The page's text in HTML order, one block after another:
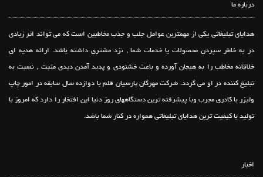
درباره ما
هدایای تبلیغاتی یکی از مهمترین عوامل جلب و جذب مخاطبین است که می تواند اثر زیادی
در به خاطر سپردن محصولات یا خدمات شما , نزد مشتری داشته باشد. ارائه هدیه ای
خلاقانه مخاطب را به هیجان آورده و باعث خشنودی و پدید آمدن دیدی مثبت , نسبت به
تبلیغ کننده در او می گردد. شرکت مهرگان پارسیان قلم با دوازده سال سابقه در امور چاپ
ولیزر با کادری مجرب وبا پیشرفته ترین دستگاههای روز دنیا این افتخار را دارد که امروز با
تولید با کیفیت ترین هدایای تبلیغاتی همواره در کنار شما باشد.
اخبار